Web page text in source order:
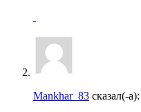
Mankhar_83 сказал(-а):